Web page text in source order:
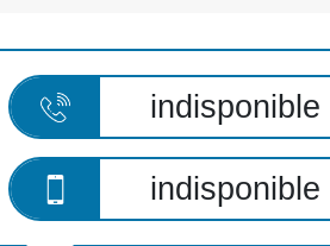
indisponible
indisponible